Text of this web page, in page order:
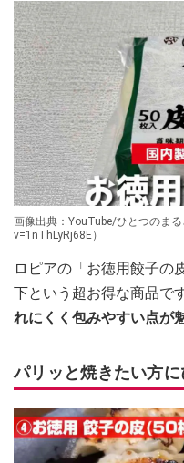
画像出典：YouTube/ひとつのま
v=1nThLyRj68E）
ロピアの「お徳用餃子の
下という超お得な商品です
れにくく包みやすい点が
パリッと焼きたい方に